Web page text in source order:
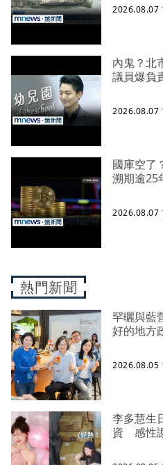
2026.08.07
內鬼？北
議員爆負
2026.08.07
國庫空了
溯期逾25
2026.08.07
熱門新聞
罕曬與藍
好的地方
2026.08.05
李多慧生
資 感性